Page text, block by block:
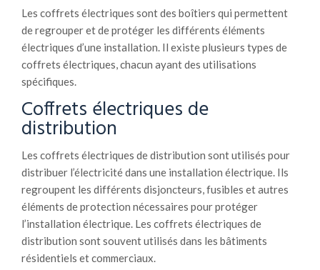
Les coffrets électriques sont des boîtiers qui permettent
de regrouper et de protéger les différents éléments
électriques d’une installation. Il existe plusieurs types de
coffrets électriques, chacun ayant des utilisations
spécifiques.
Coffrets électriques de
distribution
Les coffrets électriques de distribution sont utilisés pour
distribuer l’électricité dans une installation électrique. Ils
regroupent les différents disjoncteurs, fusibles et autres
éléments de protection nécessaires pour protéger
l’installation électrique. Les coffrets électriques de
distribution sont souvent utilisés dans les bâtiments
résidentiels et commerciaux.